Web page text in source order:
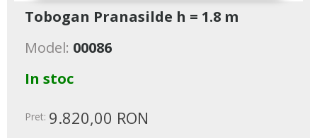
Tobogan Pranasilde h = 1.8 m
Model: 00086
In stoc
Pret: 9.820,00 RON